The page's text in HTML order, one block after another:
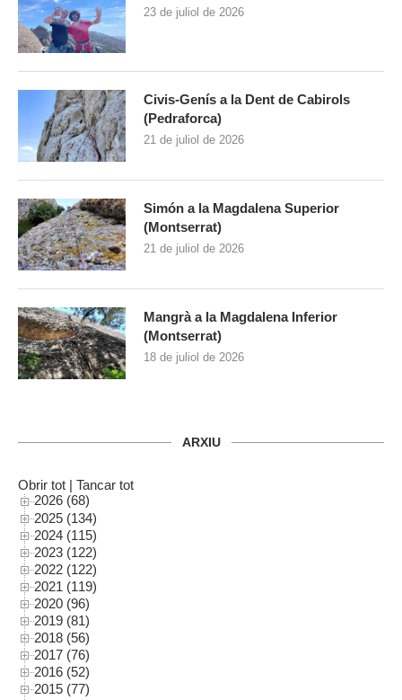
23 de juliol de 2026
Civis-Genís a la Dent de Cabirols
(Pedraforca)
21 de juliol de 2026
Simón a la Magdalena Superior
(Montserrat)
21 de juliol de 2026
Mangrà a la Magdalena Inferior
(Montserrat)
18 de juliol de 2026
ARXIU
Obrir tot
Tancar tot
2026 (68)
2025 (134)
2024 (115)
2023 (122)
2022 (122)
2021 (119)
2020 (96)
2019 (81)
2018 (56)
2017 (76)
2016 (52)
2015 (77)